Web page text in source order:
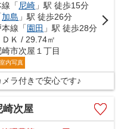
「 尼崎 」駅 徒歩15分
加島 」駅 徒歩26分
線「園田 」駅 徒歩28分
Ｋ / 29.74㎡
市次屋１丁目
室内写真
ラ付きで安心です♪
崎次屋